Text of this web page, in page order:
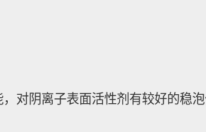
对阴离子表面活性剂有较好的稳